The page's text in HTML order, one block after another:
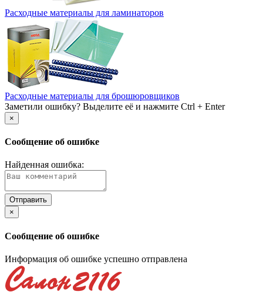
Расходные материалы для ламинаторов
Расходные материалы для брошюровщиков
Заметили ошибку? Выделите её и нажмите Ctrl + Enter
×
Сообщение об ошибке
Найденная ошибка:
×
Сообщение об ошибке
Информация об ошибке успешно отправлена